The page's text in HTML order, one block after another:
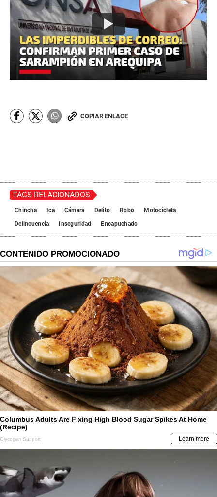
COPIAR ENLACE
TAGS RELACIONADOS
Chincha Ica Cámara Delito Robo
Motocicleta
Delincuencia
Inseguridad Encapuchado